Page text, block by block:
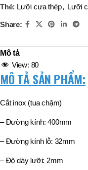
Thẻ: Lưỡi cưa thép, Lưỡi
Share:
Mô tả
View: 80
MÔ TẢ SẢN PHẨM:
Cắt inox (tua chậm)
– Đường kính: 400mm
– Đường kính lỗ: 32mm
– Độ dày lưỡi: 2mm